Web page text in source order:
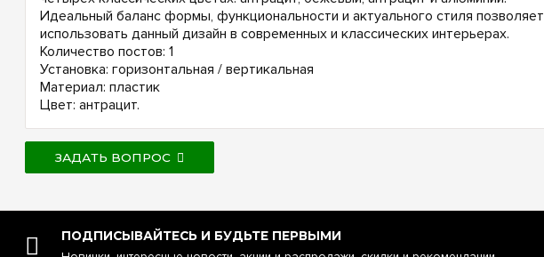
Идеальный баланс формы, функциональности и актуального стиля позволяет
использовать данный дизайн в современных и классических интерьерах.
Количество постов: 1
Установка: горизонтальная / вертикальная
Материал: пластик
Цвет: антрацит.
ЗАДАТЬ ВОПРОС
ПОДПИСЫВАЙТЕСЬ И БУДЬТЕ ПЕРВЫМИ